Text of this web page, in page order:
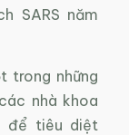
SARS năm
trong những
nhà khoa
để tiêu diệt